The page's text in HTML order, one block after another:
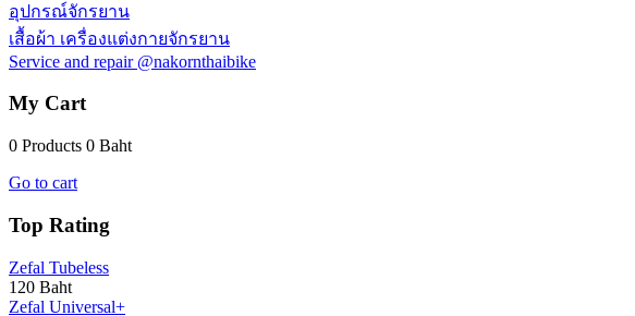
อุปกรณ์จักรยาน
เสื้อผ้า เครื่องแต่งกายจักรยาน
Service and repair @nakornthaibike
My Cart
0 Products 0 Baht
Go to cart
Top Rating
Zefal Tubeless
120 Baht
Zefal Universal+